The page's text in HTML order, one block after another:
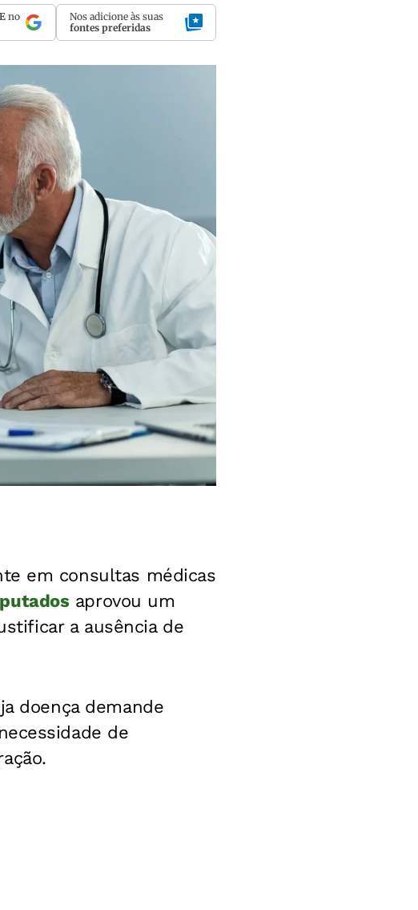
no
Nos adicione às suas
fontes preferidas
em consultas médicas
aprovou um
a ausência de
doença demande
de